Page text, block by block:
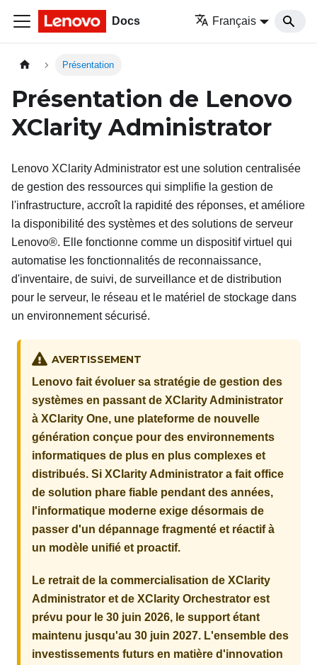
Docs Français
Présentation
Présentation de Lenovo
XClarity Administrator
Lenovo XClarity Administrator est une solution centralisée
de gestion des ressources qui simplifie la gestion de
l'infrastructure, accroît la rapidité des réponses, et améliore
la disponibilité des systèmes et des solutions de serveur
Lenovo®. Elle fonctionne comme un dispositif virtuel qui
automatise les fonctionnalités de reconnaissance,
d'inventaire, de suivi, de surveillance et de distribution
pour le serveur, le réseau et le matériel de stockage dans
un environnement sécurisé.
AVERTISSEMENT
Lenovo fait évoluer sa stratégie de gestion des
systèmes en passant de XClarity Administrator
à XClarity One, une plateforme de nouvelle
génération conçue pour des environnements
informatiques de plus en plus complexes et
distribués. Si XClarity Administrator a fait office
de solution phare fiable pendant des années,
l'informatique moderne exige désormais de
passer d'un dépannage fragmenté et réactif à
un modèle unifié et proactif.
Le retrait de la commercialisation de XClarity
Administrator et de XClarity Orchestrator est
prévu pour le 30 juin 2026, le support étant
maintenu jusqu'au 30 juin 2027. L'ensemble des
investissements futurs en matière d'innovation